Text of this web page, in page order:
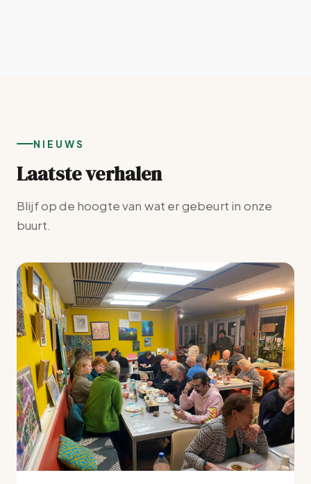
NIEUWS
Laatste verhalen
Blijf op de hoogte van wat er gebeurt in onze
buurt.